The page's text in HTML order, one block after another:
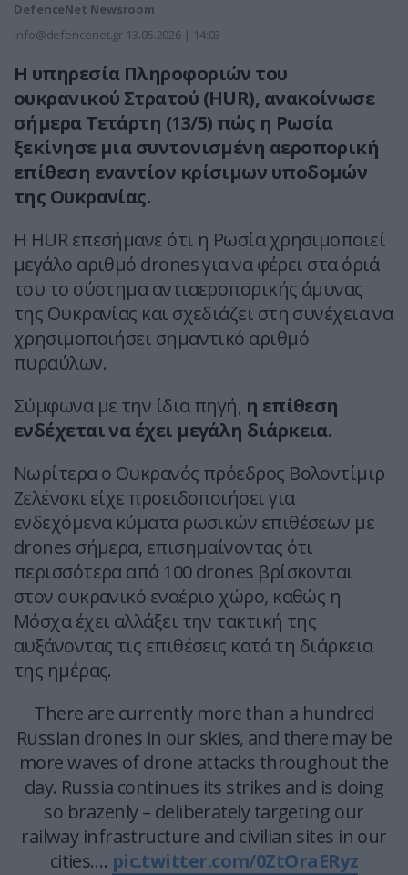
DefenceNet Newsroom
info@defencenet.gr 13.05.2026 | 14:03
Η υπηρεσία Πληροφοριών του
ουκρανικού Στρατού (HUR), ανακοίνωσε
σήμερα Τετάρτη (13/5) πώς η Ρωσία
ξεκίνησε μια συντονισμένη αεροπορική
επίθεση εναντίον κρίσιμων υποδομών
της Ουκρανίας.
Η HUR επεσήμανε ότι η Ρωσία χρησιμοποιεί
μεγάλο αριθμό drones για να φέρει στα όριά
του το σύστημα αντιαεροπορικής άμυνας
της Ουκρανίας και σχεδιάζει στη συνέχεια να
χρησιμοποιήσει σημαντικό αριθμό
πυραύλων.
Σύμφωνα με την ίδια πηγή, η επίθεση
ενδέχεται να έχει μεγάλη διάρκεια.
Νωρίτερα ο Ουκρανός πρόεδρος Βολοντίμιρ
Ζελένσκι είχε προειδοποιήσει για
ενδεχόμενα κύματα ρωσικών επιθέσεων με
drones σήμερα, επισημαίνοντας ότι
περισσότερα από 100 drones βρίσκονται
στον ουκρανικό εναέριο χώρο, καθώς η
Μόσχα έχει αλλάξει την τακτική της
αυξάνοντας τις επιθέσεις κατά τη διάρκεια
της ημέρας.
There are currently more than a hundred
Russian drones in our skies, and there may be
more waves of drone attacks throughout the
day. Russia continues its strikes and is doing
so brazenly – deliberately targeting our
railway infrastructure and civilian sites in our
cities.… pic.twitter.com/0ZtOraERyz